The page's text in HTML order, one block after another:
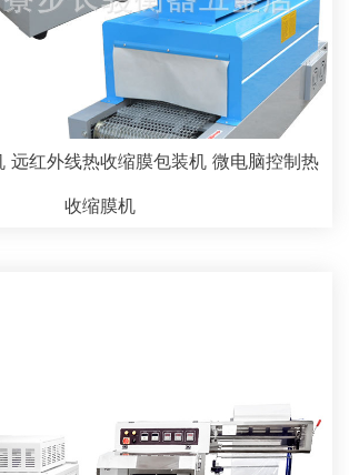
远红外线热收缩膜包装机 微电脑控制热
收缩膜机